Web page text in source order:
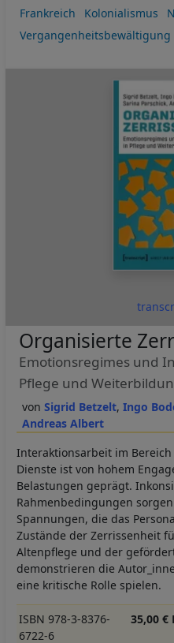
Frankreich
Kolonialismus
Vergangenheitsbewältigung
Sigrid Betzelt Ingo
Andreas Albert
Organisierte
Emotionsregimes und
Pflege und
Interaktionsarbeit im
Dienste ist von hohem
Belastungen geprägt.
Rahmenbedingungen
Spannungen, die das
Zustände der Zerrissenheit
Altenpflege und der
demonstrieren die
eine kritische Rolle spielen.
ISBN 978-3-8376-
6722-6
35,00